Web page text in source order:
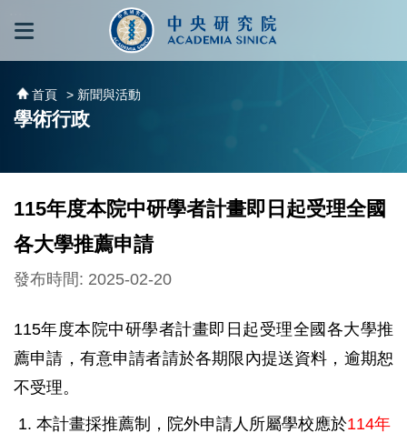
跳到主要內容區塊
首頁 > 新聞與活動
學術行政
115年度本院中研學者計畫即日起受理全國
各大學推薦申請
發布時間: 2025-02-20
115年度本院中研學者計畫即日起受理全國各大學推
薦申請，有意申請者請於各期限內提送資料，逾期恕
不受理。
本計畫採推薦制，院外申請人所屬學校應於114年